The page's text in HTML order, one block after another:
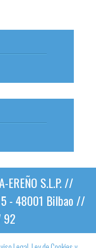
EREÑO S.L.P. //
5 - 48001 Bilbao //
92